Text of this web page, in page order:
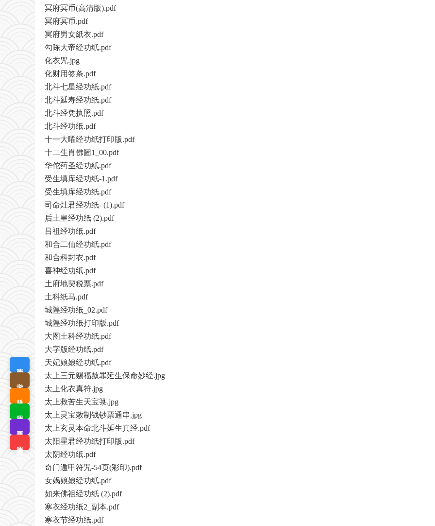
冥府冥币(高清版).pdf
冥府冥币.pdf
冥府男女紙衣.pdf
勾陈大帝经功纸.pdf
化衣咒.jpg
化财用签条.pdf
北斗七星经功紙.pdf
北斗延寿经功纸.pdf
北斗经凭执照.pdf
北斗经功纸.pdf
十一大曜经功纸打印版.pdf
十二生肖佛圖1_00.pdf
华佗药圣经功紙.pdf
受生填库经功纸-1.pdf
受生填库经功纸.pdf
司命灶君经功纸- (1).pdf
后土皇经功纸 (2).pdf
吕祖经功纸.pdf
和合二仙经功纸.pdf
和合科封衣.pdf
喜神经功纸.pdf
土府地契税票.pdf
土科纸马.pdf
城隍经功纸_02.pdf
城隍经功纸打印版.pdf
大图土科经功纸.pdf
大字版经功纸.pdf
天妃娘娘经功纸.pdf
太上三元赐福赦罪延生保命妙经.jpg
太上化衣真符.jpg
太上救苦生天宝箓.jpg
太上灵宝敕制钱钞票通串.jpg
太上玄灵本命北斗延生真经.pdf
太阳星君经功纸打印版.pdf
太阴经功纸.pdf
奇门遁甲符咒-54页(彩印).pdf
女娲娘娘经功纸.pdf
如来佛祖经功纸 (2).pdf
寒衣经功纸2_副本.pdf
寒衣节经功纸.pdf